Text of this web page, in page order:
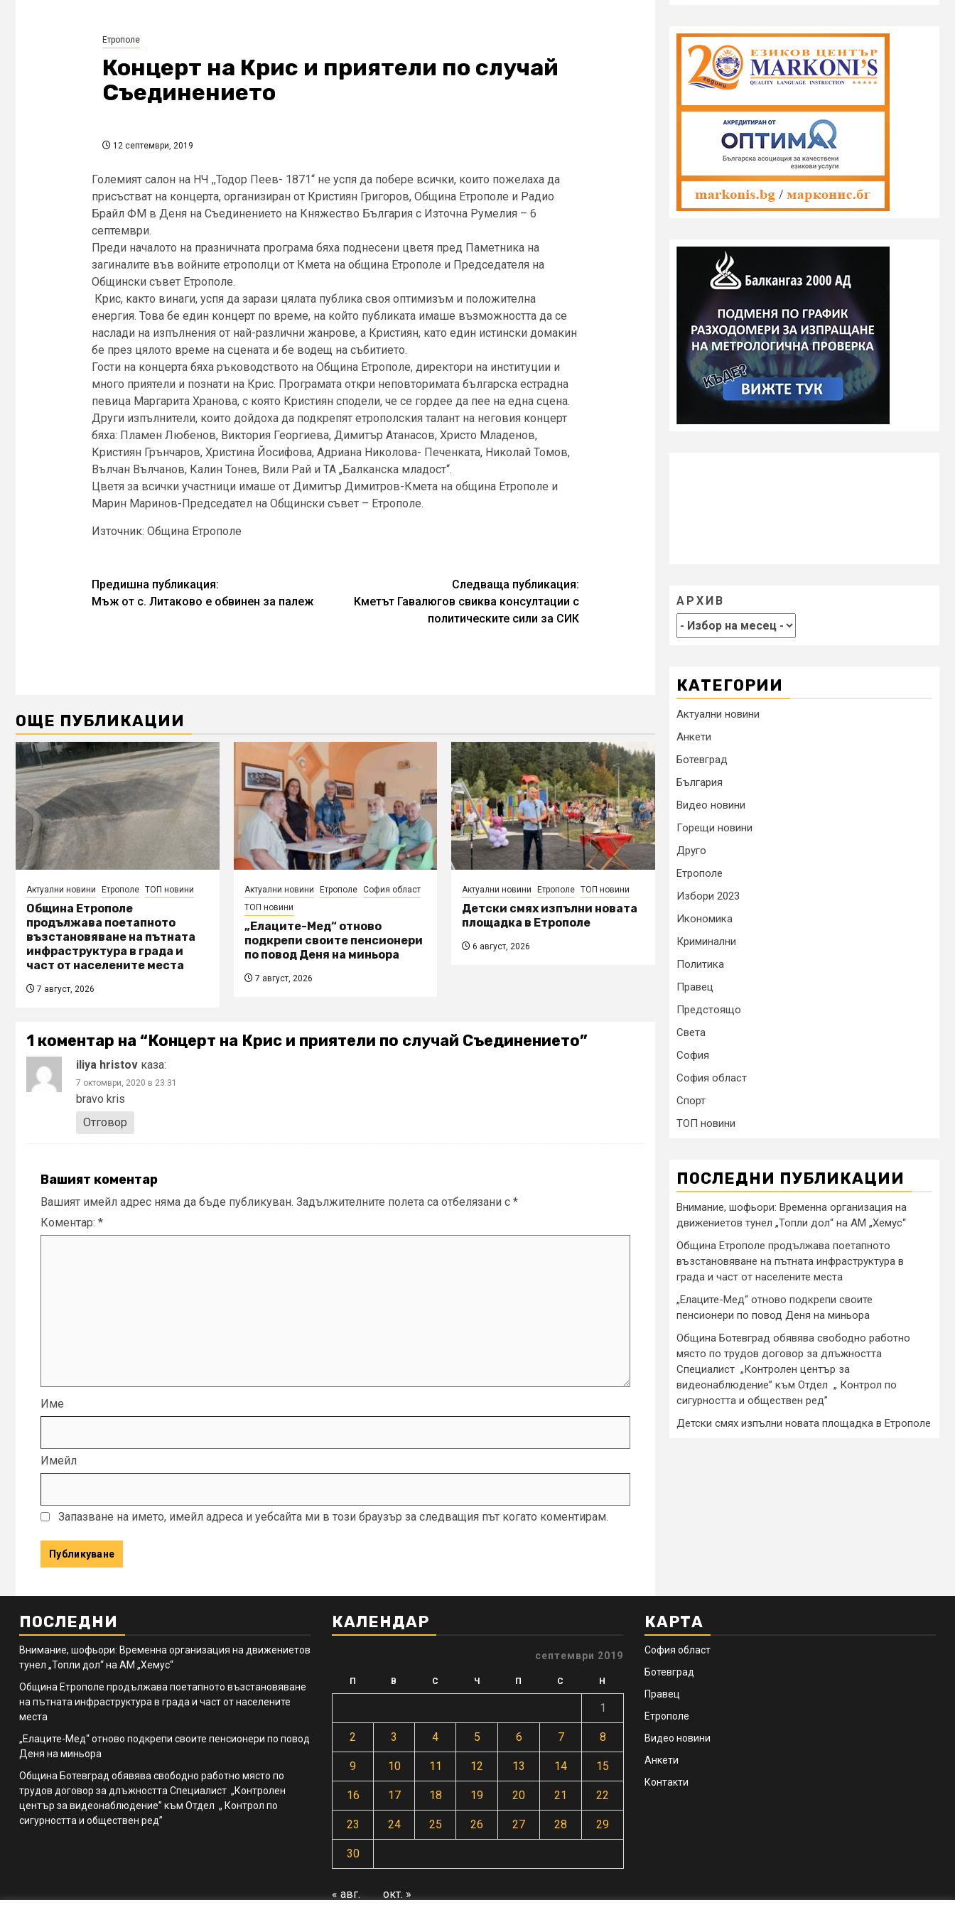
Етрополе
Концерт на Крис и приятели по случай
Съединението
12 септември, 2019
Големият салон на НЧ ,,Тодор Пеев- 1871“ не успя да побере всички, които пожелаха да
присъстват на концерта, организиран от Кристиян Григоров, Община Етрополе и Радио
Брайл ФМ в Деня на Съединението на Княжество България с Източна Румелия – 6
септември.
Преди началото на празничната програма бяха поднесени цветя пред Паметника на
загиналите във войните етрополци от Кмета на община Етрополе и Председателя на
Общински съвет Етрополе.
Крис, както винаги, успя да зарази цялата публика своя оптимизъм и положителна
енергия. Това бе един концерт по време, на който публиката имаше възможността да се
наслади на изпълнения от най-различни жанрове, а Кристиян, като един истински домакин
бе през цялото време на сцената и бе водещ на събитието.
Гости на концерта бяха ръководството на Община Етрополе, директори на институции и
много приятели и познати на Крис. Програмата откри неповторимата българска естрадна
певица Маргарита Хранова, с която Кристиян сподели, че се гордее да пее на една сцена.
Други изпълнители, които дойдоха да подкрепят етрополския талант на неговия концерт
бяха: Пламен Любенов, Виктория Георгиева, Димитър Атанасов, Христо Младенов,
Кристиян Грънчаров, Христина Йосифова, Адриана Николова- Печенката, Николай Томов,
Вълчан Вълчанов, Калин Тонев, Вили Рай и ТА „Балканска младост“.
Цветя за всички участници имаше от Димитър Димитров-Кмета на община Етрополе и
Марин Маринов-Председател на Общински съвет – Етрополе.
Източник: Община Етрополе
Continue
Reading
Предишна публикация:
Мъж от с. Литаково е обвинен за палеж
Следваща публикация:
Кметът Гавалюгов свиква консултации с
политическите сили за СИК
ОЩЕ ПУБЛИКАЦИИ
Актуални новини Етрополе ТОП новини
Община Етрополе
продължава поетапното
възстановяване на пътната
инфраструктура в града и
част от населените места
7 август, 2026
Актуални новини Етрополе София област
ТОП новини
„Елаците-Мед“ отново
подкрепи своите пенсионери
по повод Деня на миньора
7 август, 2026
Актуални новини Етрополе ТОП новини
Детски смях изпълни новата
площадка в Етрополе
6 август, 2026
1 коментар на “Концерт на Крис и приятели по случай Съединението”
iliya hristov каза:
7 октомври, 2020 в 23:31
bravo kris
Отговор
Вашият коментар
Вашият имейл адрес няма да бъде публикуван. Задължителните полета са отбелязани с *
Коментар: *
Име
Имейл
Запазване на името, имейл адреса и уебсайта ми в този браузър за следващия път когато коментирам.
АРХИВ
КАТЕГОРИИ
Актуални новини
Анкети
Ботевград
България
Видео новини
Горещи новини
Друго
Етрополе
Избори 2023
Икономика
Криминални
Политика
Правец
Предстоящо
Света
София
София област
Спорт
ТОП новини
ПОСЛЕДНИ ПУБЛИКАЦИИ
Внимание, шофьори: Временна организация на
движениетов тунел „Топли дол“ на АМ „Хемус“
Община Етрополе продължава поетапното
възстановяване на пътната инфраструктура в
града и част от населените места
„Елаците-Мед“ отново подкрепи своите
пенсионери по повод Деня на миньора
Община Ботевград обявява свободно работно
място по трудов договор за длъжността
Специалист „Контролен център за
видеонаблюдение” към Отдел „ Контрол по
сигурността и обществен ред”
Детски смях изпълни новата площадка в Етрополе
ПОСЛЕДНИ
Внимание, шофьори: Временна организация на движениетов
тунел „Топли дол“ на АМ „Хемус“
Община Етрополе продължава поетапното възстановяване
на пътната инфраструктура в града и част от населените
места
„Елаците-Мед“ отново подкрепи своите пенсионери по повод
Деня на миньора
Община Ботевград обявява свободно работно място по
трудов договор за длъжността Специалист „Контролен
център за видеонаблюдение” към Отдел „ Контрол по
сигурността и обществен ред”
КАЛЕНДАР
септември 2019
П В С Ч П С Н
1
2 3 4 5 6 7 8
9 10 11 12 13 14 15
16 17 18 19 20 21 22
23 24 25 26 27 28 29
30
« авг. окт. »
КАРТА
София област
Ботевград
Правец
Етрополе
Видео новини
Анкети
Контакти